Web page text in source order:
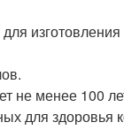
не менее 100
для здоровья